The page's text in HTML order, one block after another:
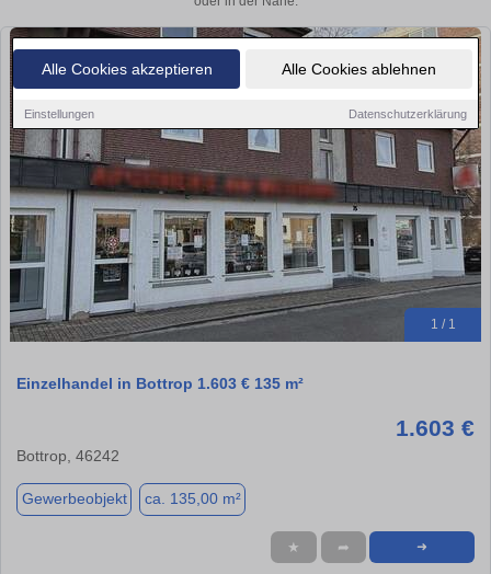
Alle Cookies akzeptieren Alle Cookies ablehnen
Einstellungen Datenschutzerklärung
1 / 1
Einzelhandel in Bottrop 1.603 € 135 m²
1.603 €
Bottrop, 46242
Gewerbeobjekt ca. 135,00 m²
★ ➦ ➜